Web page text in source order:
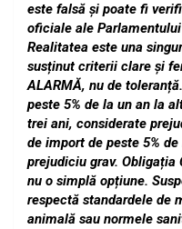
este falsă și poate fi
oficiale ale Parlamentului
Realitatea este una
susținut criterii clare și
ALARMĂ, nu de
peste 5% de la un an la
trei ani, considerate
de import de peste 5%
prejudiciu grav. Obligația
nu o simplă opțiune.
respectă standardele de
animală sau normele